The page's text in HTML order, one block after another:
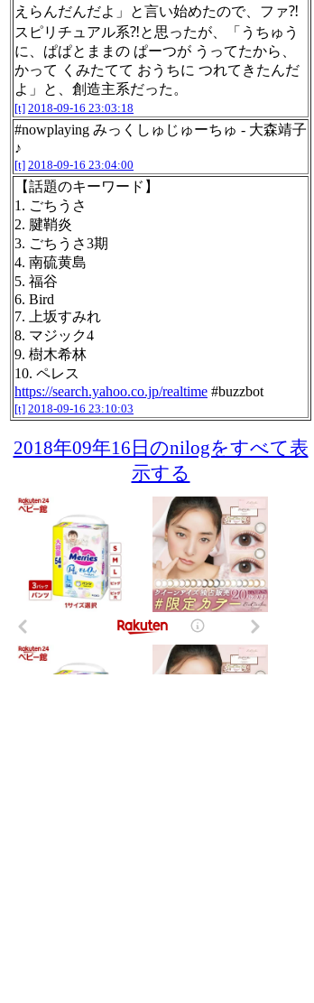
えらんだんだよ」と言い始めたので、ファ⁈
スピリチュアル系⁈と思ったが、「うちゅう
に、ぱぱとままの ぱーつが うってたから、
かって くみたてて おうちに つれてきたんだ
よ」と、創造主系だった。
[t] 2018-09-16 23:03:18
#nowplaying みっくしゅじゅーちゅ - 大森靖子
♪
[t] 2018-09-16 23:04:00
【話題のキーワード】
1. ごちうさ
2. 腱鞘炎
3. ごちうさ3期
4. 南硫黄島
5. 福谷
6. Bird
7. 上坂すみれ
8. マジック4
9. 樹木希林
10. ペレス
https://search.yahoo.co.jp/realtime #buzzbot
[t] 2018-09-16 23:10:03
2018年09年16日のnilogをすべて表
示する